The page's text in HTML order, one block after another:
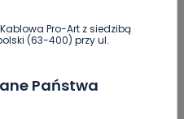
Pro-Art z siedzibą
(63-400) przy ul.
Państwa